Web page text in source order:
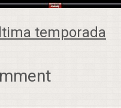
temporada